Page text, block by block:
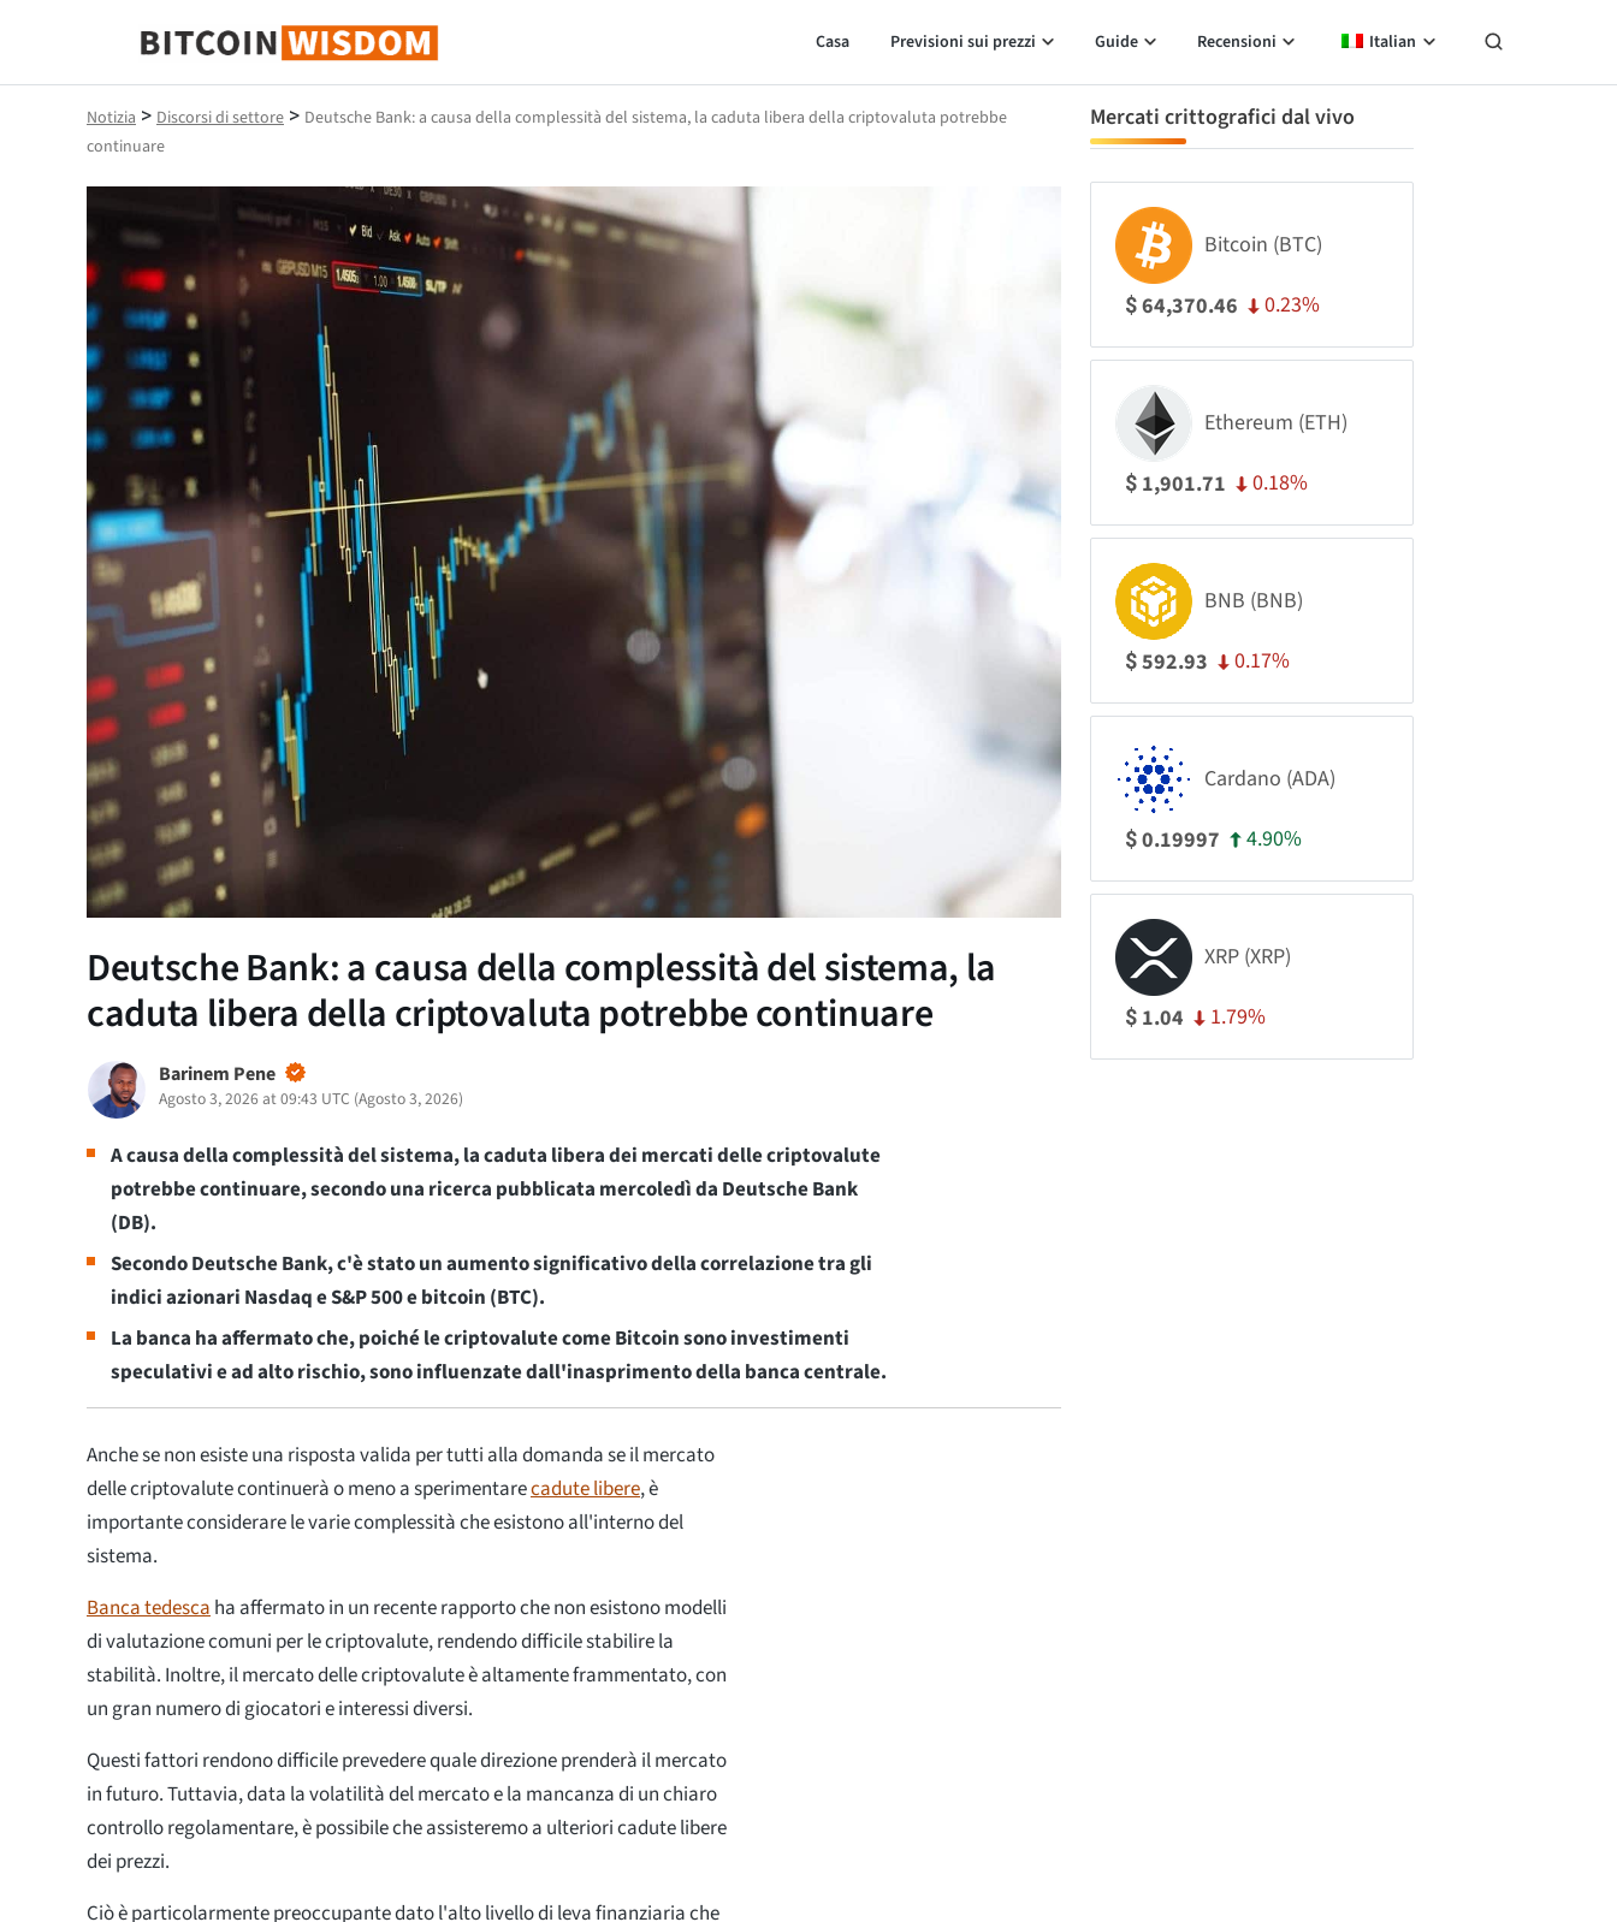
Saggezza Bitcoin
Casa Previsioni sui prezzi Guide Recensioni Italian
Notizia > Discorsi di settore > Deutsche Bank: a causa della complessità del sistema, la caduta libera della criptovaluta potrebbe
continuare
Deutsche Bank: a causa della complessità del sistema, la
caduta libera della criptovaluta potrebbe continuare
Barinem Pene
Agosto 3, 2026 at 09:43 UTC (Agosto 3, 2026)
A causa della complessità del sistema, la caduta libera dei mercati delle criptovalute
potrebbe continuare, secondo una ricerca pubblicata mercoledì da Deutsche Bank
(DB).
Secondo Deutsche Bank, c'è stato un aumento significativo della correlazione tra gli
indici azionari Nasdaq e S&P 500 e bitcoin (BTC).
La banca ha affermato che, poiché le criptovalute come Bitcoin sono investimenti
speculativi e ad alto rischio, sono influenzate dall'inasprimento della banca centrale.
Anche se non esiste una risposta valida per tutti alla domanda se il mercato
delle criptovalute continuerà o meno a sperimentarecadute libere, è
importante considerare le varie complessità che esistono all'interno del
sistema.
Banca tedescaha affermato in un recente rapporto che non esistono modelli
di valutazione comuni per le criptovalute, rendendo difficile stabilire la
stabilità. Inoltre, il mercato delle criptovalute è altamente frammentato, con
un gran numero di giocatori e interessi diversi.
Questi fattori rendono difficile prevedere quale direzione prenderà il mercato
in futuro. Tuttavia, data la volatilità del mercato e la mancanza di un chiaro
controllo regolamentare, è possibile che assisteremo a ulteriori cadute libere
dei prezzi.
Ciò è particolarmente preoccupante dato l'alto livello di leva finanziaria che
Mercati crittografici dal vivo
Bitcoin (BTC)
$64,370.46 0.23%
Ethereum (ETH)
$ 1,901.71 0.18%
BNB (BNB)
$592.93 0.17%
Cardano (ADA)
$0.19997 4.90%
XRP (XRP)
$ 1.04 1.79%